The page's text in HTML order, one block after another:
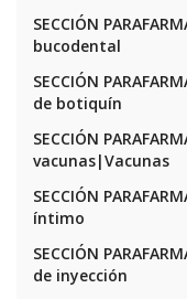
SECCIÓN
bucodental
SECCIÓN
de botiquín
SECCIÓN
vacunas|Vacunas
SECCIÓN
íntimo
SECCIÓN
de inyección